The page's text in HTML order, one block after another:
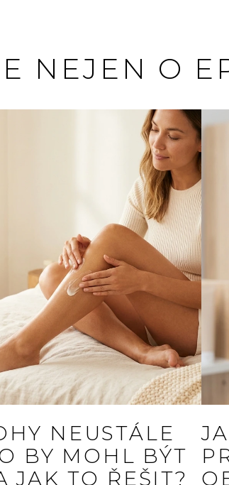
NEJEN O
NEUSTÁLE
BY MOHL BÝT
JAK TO ŘEŠIT?